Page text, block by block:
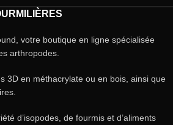
votre boutique en ligne spécialisée
arthropodes.
3D en méthacrylate ou en bois, ainsi que
d’isopodes, de fourmis et d’aliments